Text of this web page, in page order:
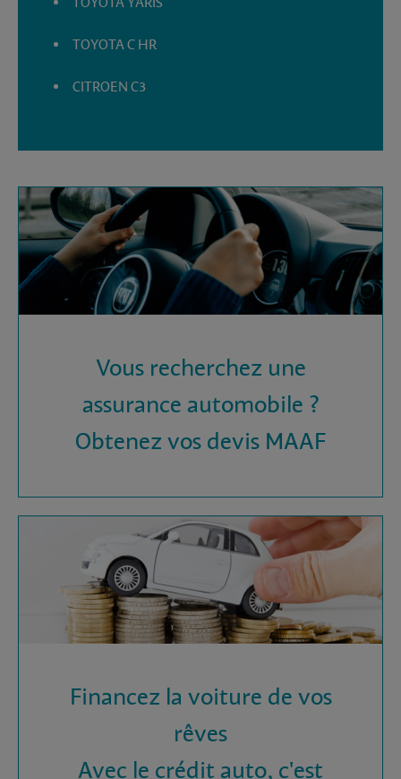
TOYOTA C HR
CITROEN C3
Vous recherchez une
assurance automobile ?
Obtenez vos devis MAAF
Financez la voiture de vos
rêves
Avec le crédit auto, c'est